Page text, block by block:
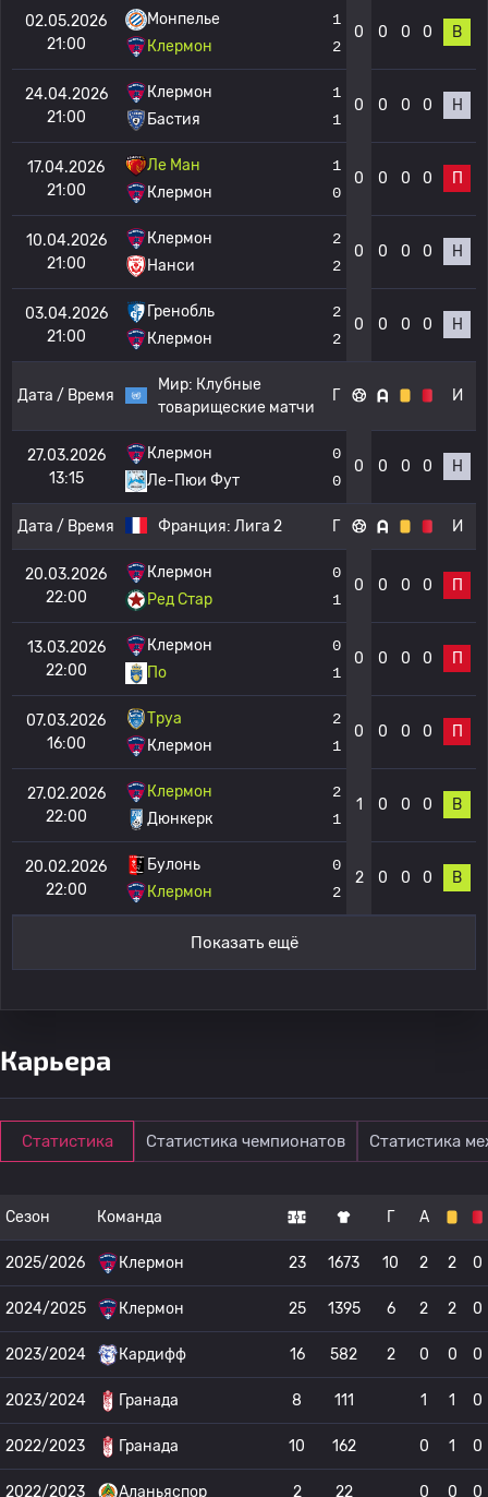
02.05.2026
21:00
Монпелье
Клермон
1
2
0 0 0 0 В
24.04.2026
21:00
Клермон
Бастия
1
1
0 0 0 0 Н
17.04.2026
21:00
Ле Ман
Клермон
1
0
0 0 0 0 П
10.04.2026
21:00
Клермон
Нанси
2
2
0 0 0 0 Н
03.04.2026
21:00
Гренобль
Клермон
2
2
0 0 0 0 Н
Дата / Время
Мир: Клубные
товарищеские матчи
Г И
27.03.2026
13:15
Клермон
Ле-Пюи Фут
0
0
0 0 0 0 Н
Дата / Время Франция: Лига 2 Г И
20.03.2026
22:00
Клермон
Ред Стар
0
1
0 0 0 0 П
13.03.2026
22:00
Клермон
По
0
1
0 0 0 0 П
07.03.2026
16:00
Труа
Клермон
2
1
0 0 0 0 П
27.02.2026
22:00
Клермон
Дюнкерк
2
1
1 0 0 0 В
20.02.2026
22:00
Булонь
Клермон
0
2
2 0 0 0 В
Показать ещё
Карьера
Статистика Статистика чемпионатов Статистика
Сезон Команда Г А
2025/2026 Клермон 23 1673 10 2 2 0
2024/2025 Клермон 25 1395 6 2 2 0
2023/2024 Кардифф 16 582 2 0 0 0
2023/2024 Гранада 8 111 1 1 0
2022/2023 Гранада 10 162 0 1 0
2022/2023 Аланьяспор 2 22 0 0 0